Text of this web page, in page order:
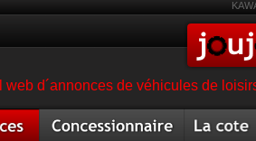
web d´annonces de véhicules de